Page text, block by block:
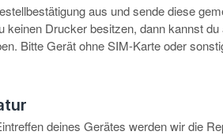
aus und sende diese
keinen Drucker besitzen, dann kannst
Bitte Gerät ohne SIM-Karte oder
deines Gerätes werden wir die